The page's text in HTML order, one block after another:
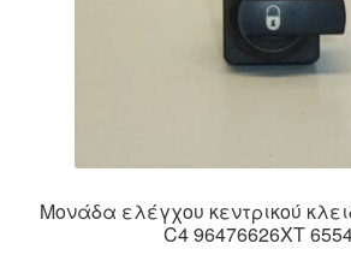
Μονάδα ελέγχου κεντρικού
C4 96476626XT